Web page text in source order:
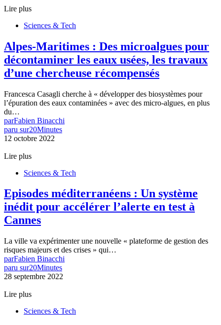
Lire plus
Sciences & Tech
Alpes-Maritimes : Des microalgues pour
décontaminer les eaux usées, les travaux
d’une chercheuse récompensés
Francesca Casagli cherche à « développer des biosystèmes pour
l’épuration des eaux contaminées » avec des micro-algues, en plus
du…
parFabien Binacchi
paru sur20Minutes
12 octobre 2022
Lire plus
Sciences & Tech
Episodes méditerranéens : Un système
inédit pour accélérer l’alerte en test à
Cannes
La ville va expérimenter une nouvelle « plateforme de gestion des
risques majeurs et des crises » qui…
parFabien Binacchi
paru sur20Minutes
28 septembre 2022
Lire plus
Sciences & Tech